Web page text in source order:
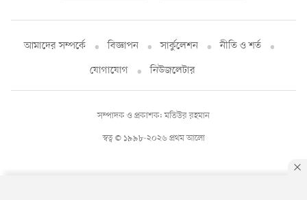
আমাদের সম্পর্কে বিজ্ঞাপন সার্কুলেশন
নীতি ও শর্ত
যোগাযোগ
নিউজলেটার
স্বত্ব © ১৯৯৮-২০২৬ প্রথম আলো
সম্পাদক ও প্রকাশক: মতিউর রহমান